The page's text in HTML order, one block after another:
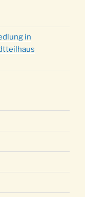
in der Kirche
Kirche um
in